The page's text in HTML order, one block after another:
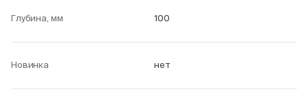
Глубина, мм 100
Новинка нет